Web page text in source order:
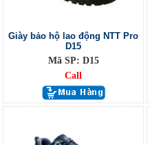
Giày bảo hộ lao động NTT Pro
D15
Mã SP: D15
Call